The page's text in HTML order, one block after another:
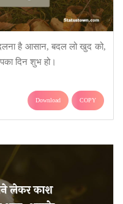
है आसान, बदल लो खुद को,
दिन शुभ हो।
Download COPY